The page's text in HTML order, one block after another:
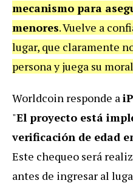
mecanismo para
menores. Vuelve a
lugar, que claramente
persona y juega su
Worldcoin responde a
"El proyecto está
verificación de edad
Este chequeo será
antes de ingresar al